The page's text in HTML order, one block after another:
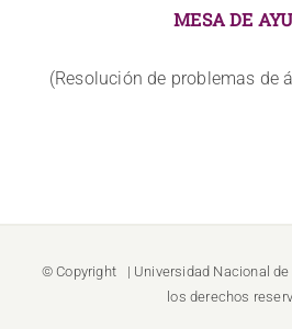
MESA DE
(Resolución de problemas de
© Copyright | Universidad Nacional
los derechos